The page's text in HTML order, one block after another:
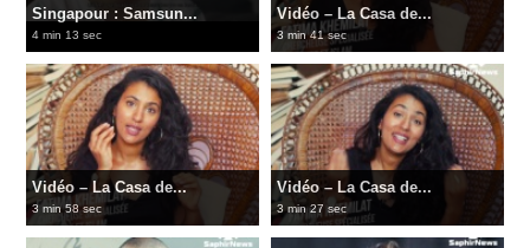
Singapour : Samsun...
4 min 13 sec
Vidéo – La Casa de...
3 min 41 sec
Vidéo – La Casa de...
3 min 58 sec
Vidéo – La Casa de...
3 min 27 sec